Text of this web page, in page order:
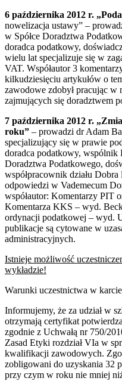
6 października 2012 r.
nowelizacja ustawy” –
w Spółce Doradztwa
doradca podatkowy,
wielu lat specjalizuje się w
VAT. Współautor 3
kilkudziesięciu artykułów o
zawodowe zdobył pracując w
zajmujących się doradztwem
7 października 2012 r.
roku” – prowadzi dr Adam
specjalizujący się w prawie
doradca podatkowy, wspólnik
Doradztwa Podatkowego,
współpracownik działu
odpowiedzi w Vademecum
współautor: Komentarzy PIT
Komentarza KKS – wyd.
ordynacji podatkowej – wyd.
publikacje są cytowane w
administracyjnych.
Istnieje możliwość
wykładzie!
Warunki uczestnictwa w karcie
Informujemy, że za udział w
otrzymają certyfikat
zgodnie z Uchwałą nr 750/
Zasad Etyki rozdział VIa w
kwalifikacji zawodowych.
zobligowani do uzyskania 32
przy czym w roku nie mniej